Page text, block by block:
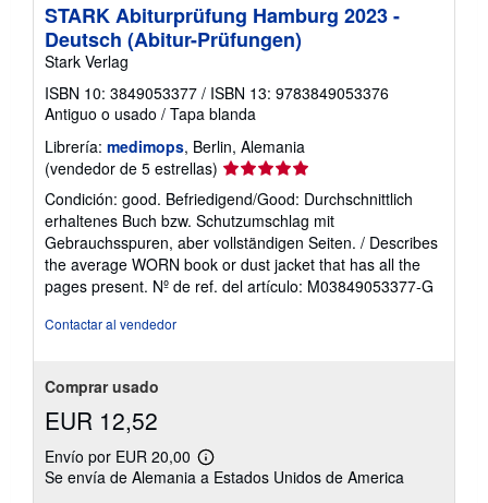
e
a
d
e
n
v
í
o
STARK Abiturprüfung Hamburg 2023 -
Deutsch (Abitur-Prüfungen)
Stark Verlag
ISBN 10: 3849053377 / ISBN 13: 9783849053376
Antiguo o usado / Tapa blanda
Librería: medimops, Berlin, Alemania
(vendedor de 5 estrellas) Calificación
vendedor:
5
de
5
estrellas
Condición: good. Befriedigend/Good: Durchschnittlich
erhaltenes Buch bzw. Schutzumschlag mit
Gebrauchsspuren, aber vollständigen Seiten. / Describes
the average WORN book or dust jacket that has all the
pages present. Nº de ref. del artículo: M03849053377-G
Contactar al vendedor
Comprar usado
EUR 12,52
Envío por EUR 20,00
Más
información
Se envía de Alemania a Estados Unidos de America